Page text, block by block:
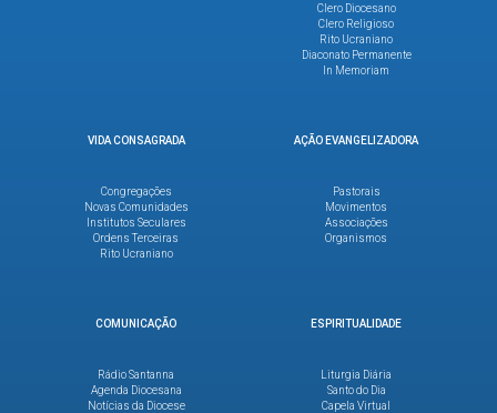
Clero Diocesano
Clero Religioso
Rito Ucraniano
Diaconato Permanente
In Memoriam
VIDA CONSAGRADA
Congregações
Novas Comunidades
Institutos Seculares
Ordens Terceiras
Rito Ucraniano
AÇÃO EVANGELIZADORA
Pastorais
Movimentos
Associações
Organismos
COMUNICAÇÃO
Rádio Santanna
Agenda Diocesana
Notícias da Diocese
ESPIRITUALIDADE
Liturgia Diária
Santo do Dia
Capela Virtual